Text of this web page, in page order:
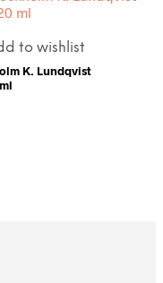
to wishlist
K. Lundqvist